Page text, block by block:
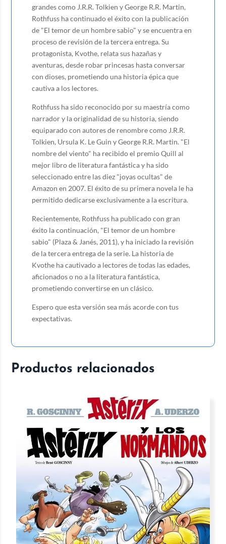
grandes como J.R.R. Tolkien y George R.R. Martin,
Rothfuss ha continuado el éxito con la publicación
de "El temor de un hombre sabio" y se encuentra en
proceso de revisión de la tercera entrega. Su
protagonista, Kvothe, relata sus hazañas y
aventuras, desde robar princesas hasta conversar
con dioses, prometiendo una historia épica que
cautiva a los lectores.
Rothfuss ha sido reconocido por su maestría como
narrador y la originalidad de su historia, siendo
equiparado con autores de renombre como J.R.R.
Tolkien, Ursula K. Le Guin y George R.R. Martin. "El
nombre del viento" ha recibido el premio Quill al
mejor libro de literatura fantástica y ha sido
seleccionado entre las diez "joyas ocultas" de
Amazon en 2007. El éxito de su primera novela le ha
permitido dedicarse exclusivamente a la escritura.
Recientemente, Rothfuss ha publicado con gran
éxito la continuación, "El temor de un hombre
sabio" (Plaza & Janés, 2011), y ha iniciado la revisión
de la tercera entrega de la serie. La historia de
Kvothe ha cautivado a lectores de todas las edades,
aficionados o no a la literatura fantástica,
prometiendo convertirse en un clásico.
Espero que esta versión sea más acorde con tus
expectativas.
Productos relacionados